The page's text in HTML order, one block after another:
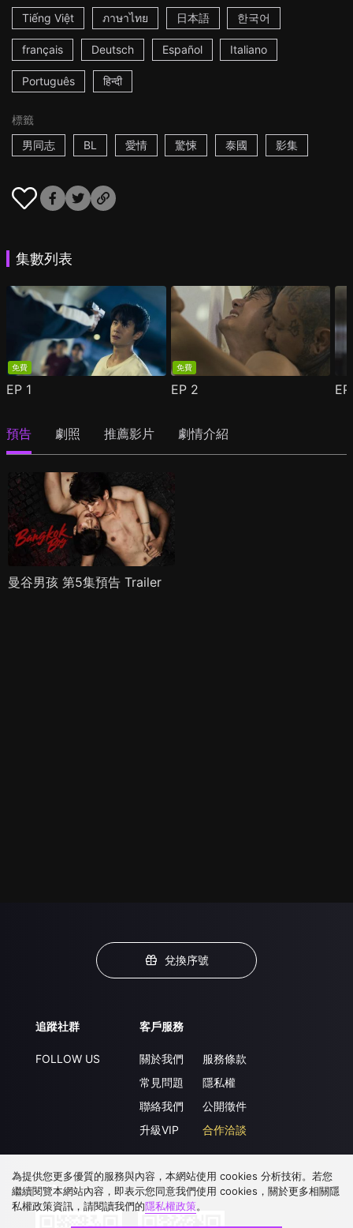
Tiếng Việt ภาษาไทย 日本語 한국어
français Deutsch Español Italiano
Português हिन्दी
標籤
男同志
BL 愛情 驚悚 泰國 影集
集數列表
免費
EP 1
免費
EP 2
預告 劇照 推薦影片 劇情介紹
曼谷男孩 第5集預告 Trailer
兌換序號
追蹤社群
FOLLOW US
客戶服務
關於我們
常見問題
聯絡我們
升級VIP
服務條款
隱私權
公開徵件
合作洽談
下載 APP
為提供您更多優質的服務與內容，本網站使用 cookies 分析技術。若您
繼續閱覽本網站內容，即表示您同意我們使用 cookies，關於更多相關隱
私權政策資訊，請閱讀我們的隱私權政策。